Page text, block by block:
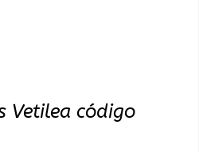
Vetilea código